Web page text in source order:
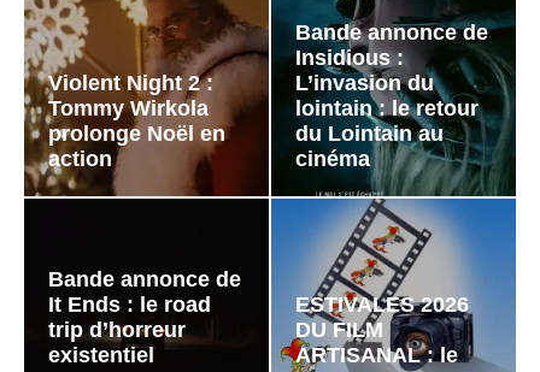
Violent Night 2 :
Tommy Wirkola
prolonge Noël en
action
Bande annonce de
Insidious :
L’invasion du
lointain : le retour
du Lointain au
cinéma
Bande annonce de
It Ends : le road
trip d’horreur
existentiel
ESTIVALES 2026
DU FILM
ARTISANAL : le